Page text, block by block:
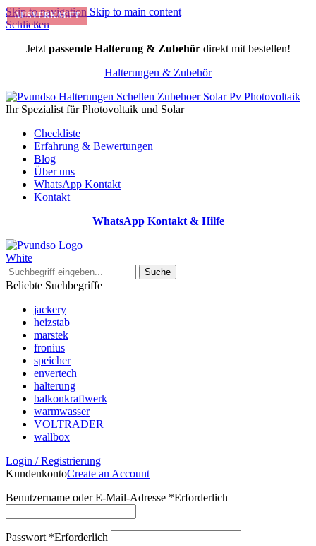
Skip to navigation Skip to main content
Schließen
Jetzt passende Halterung & Zubehördirekt mit bestellen!
Halterungen & Zubehör
Ihr Spezialist für Photovoltaik und Solar
Checkliste
Erfahrung & Bewertungen
Blog
Über uns
WhatsApp Kontakt
Kontakt
WhatsApp Kontakt & Hilfe
Suche
Beliebte Suchbegriffe
jackery
heizstab
marstek
fronius
speicher
envertech
halterung
balkonkraftwerk
warmwasser
VOLTRADER
wallbox
Login / Registrierung
KundenkontoCreate an Account
Benutzername oder E-Mail-Adresse *Erforderlich
Passwort *Erforderlich
AUSVERKAUFT